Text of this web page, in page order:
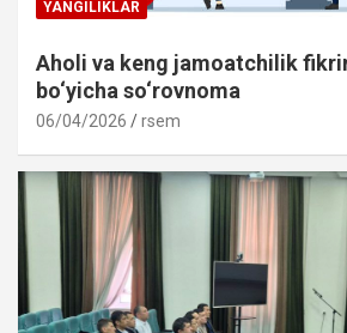
YANGILIKLAR
Aholi va keng jamoatchilik
bo‘yicha so‘rovnoma
06/04/2026 rsem